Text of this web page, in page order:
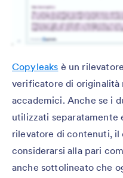
Copyleaks è un
verificatore di originalità
accademici. Anche se i
utilizzati separatamente
rilevatore di contenuti,
considerarsi alla pari
anche sottolineato che